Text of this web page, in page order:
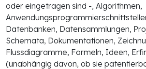
oder eingetragen sind -, Algorithmen,
Datenbanken, Datensammlungen,
Schemata, Dokumentationen,
Flussdiagramme, Formeln, Ideen,
(unabhängig davon, ob sie